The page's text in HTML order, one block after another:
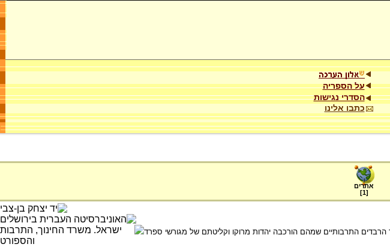
על הספריה
הסדרי נגישות
כתבו אלינו
אתרים
[
1
]
במאה ה- 1 לפסה"נ. במאמר תיאור הרבדים התרבותיים שמהם הורכבה יהדות מרוקו וקליטתם של מגורשי ספרד